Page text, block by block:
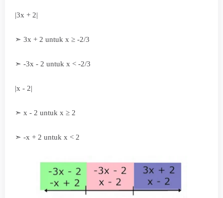
|3x + 2|
➣ 3x + 2 untuk x ≥ -2/3
➣ -3x - 2 untuk x < -2/3
|x - 2|
➣ x - 2 untuk x ≥ 2
➣ -x + 2 untuk x < 2